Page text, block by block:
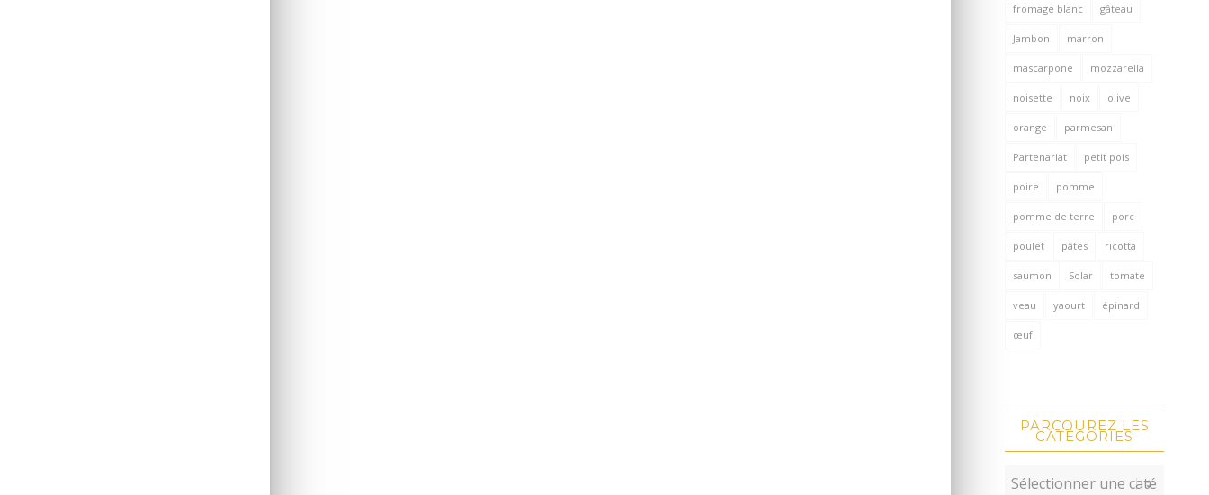
fromage blanc gâteau
Jambon marron
mascarpone mozzarella
noisette noix olive
orange parmesan
Partenariat petit pois
poire pomme
pomme de terre porc
poulet pâtes ricotta
saumon Solar tomate
veau yaourt épinard
œuf
PARCOUREZ LES
CATÉGORIES